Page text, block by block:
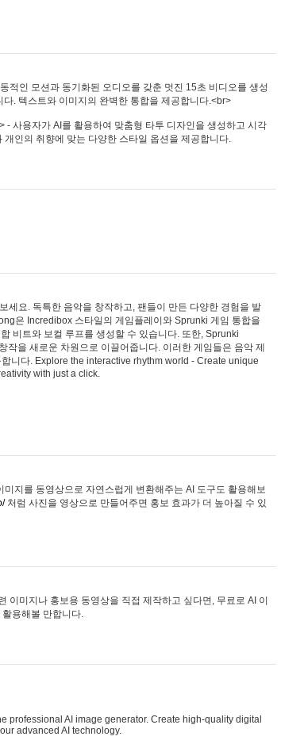
적인 모션과 동기화된 오디오를 갖춘 멋진 15초 비디오를 생성
. 텍스트와 이미지의 완벽한 통합을 제공합니다.<br>
- 사용자가 AI를 활용하여 맞춤형 타투 디자인을 생성하고 시각
인의 취향에 맞는 다양한 스타일 옵션을 제공합니다.
요. 독특한 음악을 창작하고, 팬들이 만든 다양한 경험을 발
은 Incredibox 스타일의 게임플레이와 Sprunki 게임 통합을
비트와 보컬 루프를 생성할 수 있습니다. 또한, Sprunki
을 새로운 차원으로 이끌어줍니다. 이러한 게임들은 음악 제
니다. Explore the interactive rhythm world - Create unique
with just a click.
지를 동영상으로 자연스럽게 변환해주는 AI 도구도 활용해보
처럼 사진을 영상으로 만들어주면 홍보 효과가 더 높아질 수 있
이미지나 홍보용 동영상을 직접 제작하고 싶다면, 무료로 AI 이
용해볼 만합니다.
professional AI image generator. Create high-quality digital
advanced AI technology.